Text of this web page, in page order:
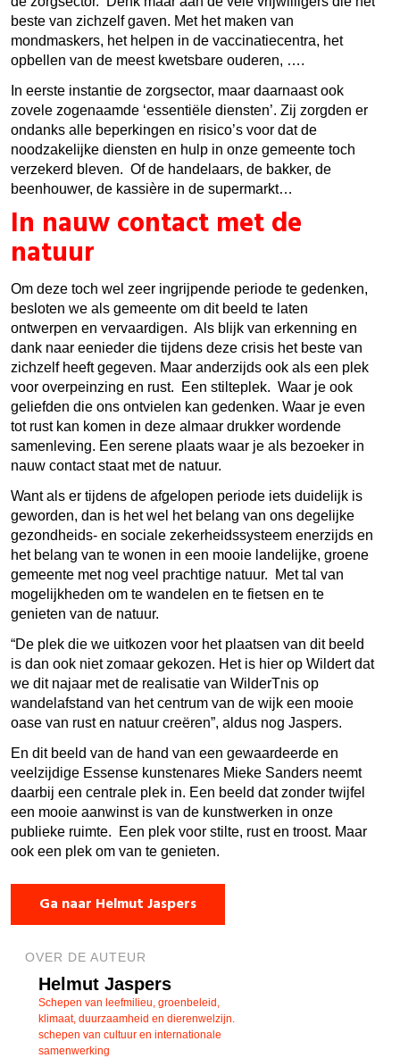
beste van zichzelf gaven. Met het maken van
mondmaskers, het helpen in de vaccinatiecentra, het
opbellen van de meest kwetsbare ouderen, ….
In eerste instantie de zorgsector, maar daarnaast ook
zovele zogenaamde ‘essentiële diensten’. Zij zorgden er
ondanks alle beperkingen en risico’s voor dat de
noodzakelijke diensten en hulp in onze gemeente toch
verzekerd bleven. Of de handelaars, de bakker, de
beenhouwer, de kassière in de supermarkt…
In nauw contact met de
natuur
Om deze toch wel zeer ingrijpende periode te gedenken,
besloten we als gemeente om dit beeld te laten
ontwerpen en vervaardigen. Als blijk van erkenning en
dank naar eenieder die tijdens deze crisis het beste van
zichzelf heeft gegeven. Maar anderzijds ook als een plek
voor overpeinzing en rust. Een stilteplek. Waar je ook
geliefden die ons ontvielen kan gedenken. Waar je even
tot rust kan komen in deze almaar drukker wordende
samenleving. Een serene plaats waar je als bezoeker in
nauw contact staat met de natuur.
Want als er tijdens de afgelopen periode iets duidelijk is
geworden, dan is het wel het belang van ons degelijke
gezondheids- en sociale zekerheidssysteem enerzijds en
het belang van te wonen in een mooie landelijke, groene
gemeente met nog veel prachtige natuur. Met tal van
mogelijkheden om te wandelen en te fietsen en te
genieten van de natuur.
“De plek die we uitkozen voor het plaatsen van dit beeld
is dan ook niet zomaar gekozen. Het is hier op Wildert dat
we dit najaar met de realisatie van WilderTnis op
wandelafstand van het centrum van de wijk een mooie
oase van rust en natuur creëren”, aldus nog Jaspers.
En dit beeld van de hand van een gewaardeerde en
veelzijdige Essense kunstenares Mieke Sanders neemt
daarbij een centrale plek in. Een beeld dat zonder twijfel
een mooie aanwinst is van de kunstwerken in onze
publieke ruimte. Een plek voor stilte, rust en troost. Maar
ook een plek om van te genieten.
Ga naar Helmut Jaspers
OVER DE AUTEUR
Helmut Jaspers
Schepen van leefmilieu, groenbeleid,
klimaat, duurzaamheid en dierenwelzijn.
schepen van cultuur en internationale
samenwerking